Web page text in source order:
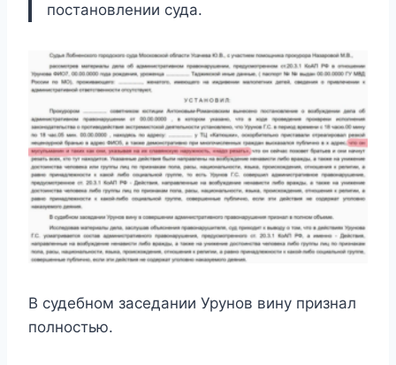
постановлении суда.
В судебном заседании Урунов вину признал
полностью.